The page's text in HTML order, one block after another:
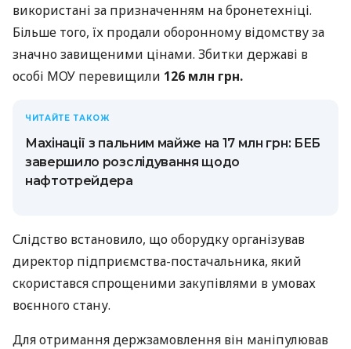
використані за призначенням на бронетехніці.
Більше того, їх продали оборонному відомству за
значно завищеними цінами. Збитки державі в
особі МОУ перевищили 126 млн грн.
ЧИТАЙТЕ ТАКОЖ
Махінації з пальним майже на 17 млн грн: БЕБ
завершило розслідування щодо
нафтотрейдера
Слідство встановило, що оборудку організував
директор підприємства-постачальника, який
скористався спрощеними закупівлями в умовах
воєнного стану.
Для отримання держзамовлення він маніпулював